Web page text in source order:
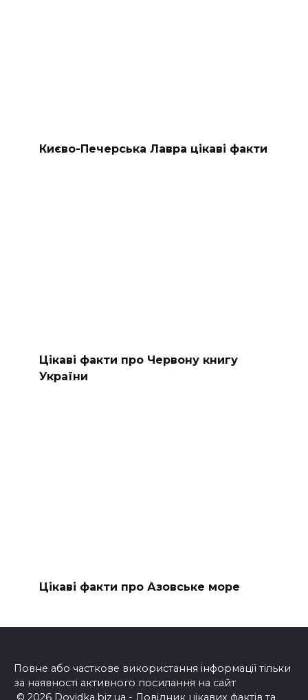
Києво-Печерська Лавра цікаві факти
Цікаві факти про Червону книгу
України
Цікаві факти про Азовське море
Повне або часткове використання інформації тільки
за наявності активного посилання на сайт
© 2026 Dovidka.biz.ua - Довідник цікавих фактів та